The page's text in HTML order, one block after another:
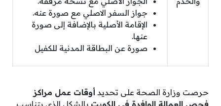
جواز السفر الاصلي مع صورة عنه.
الإقامة الأصلية بالإضافة إلى صورة
عنها.
صورة عن البطاقة المدنية للكفيل
حرصت وزارة الصحة على تحديد أوقات عمل مراكز